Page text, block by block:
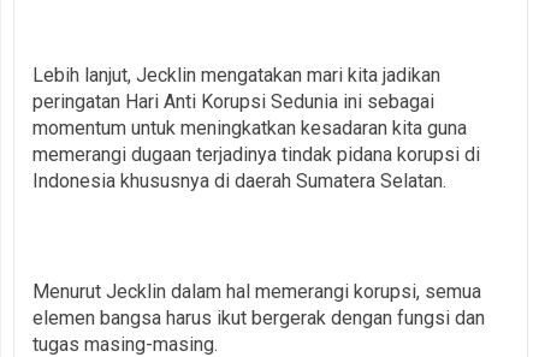
Lebih lanjut, Jecklin mengatakan mari kita jadikan
peringatan Hari Anti Korupsi Sedunia ini sebagai
momentum untuk meningkatkan kesadaran kita guna
memerangi dugaan terjadinya tindak pidana korupsi di
Indonesia khususnya di daerah Sumatera Selatan.
Menurut Jecklin dalam hal memerangi korupsi, semua
elemen bangsa harus ikut bergerak dengan fungsi dan
tugas masing-masing.